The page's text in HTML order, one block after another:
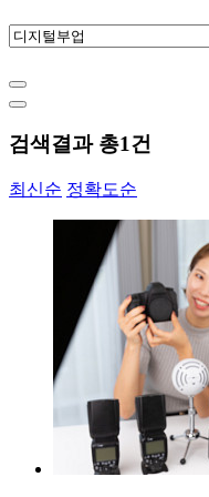
검색결과 총1건
최신순 정확도순